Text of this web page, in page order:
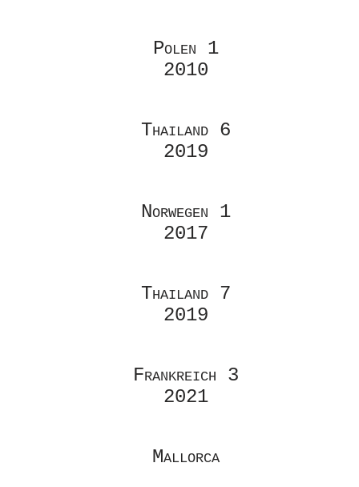
Polen 1
2010
Thailand 6
2019
Norwegen 1
2017
Thailand 7
2019
Frankreich 3
2021
Mallorca